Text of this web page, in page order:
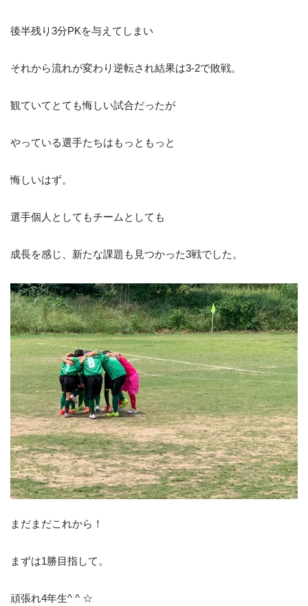
後半残り3分PKを与えてしまい
それから流れが変わり逆転され結果は3-2で敗戦。
観ていてとても悔しい試合だったが
やっている選手たちはもっともっと
悔しいはず。
選手個人としてもチームとしても
成長を感じ、新たな課題も見つかった3戦でした。
まだまだこれから！
まずは1勝目指して。
頑張れ4年生^ ^ ☆